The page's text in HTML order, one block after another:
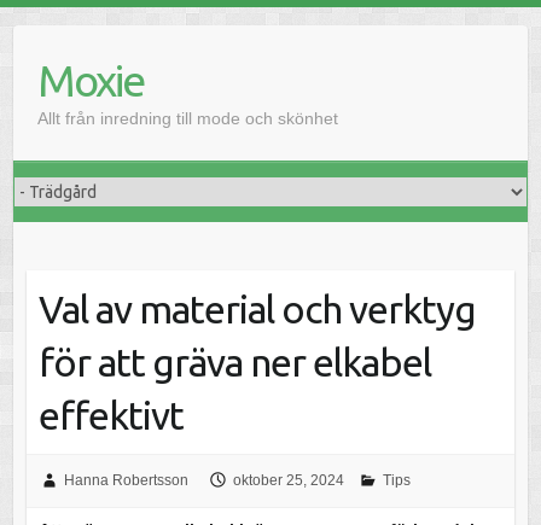
Moxie
Allt från inredning till mode och skönhet
Val av material och verktyg
för att gräva ner elkabel
effektivt
Hanna Robertsson oktober 25, 2024 Tips